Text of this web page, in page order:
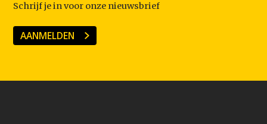
Schrijf je in voor onze nieuwsbrief
AANMELDEN